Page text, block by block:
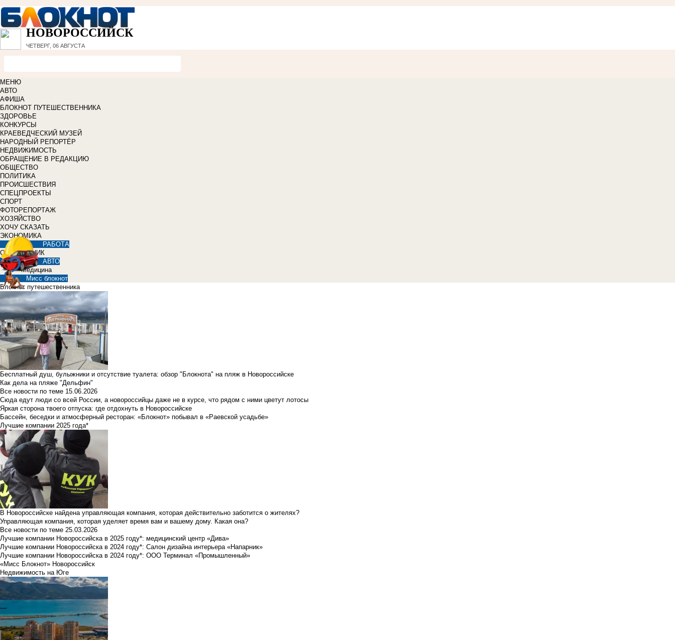
НОВОРОССИЙСК
ЧЕТВЕРГ, 06 АВГУСТА
МЕНЮ
АВТО
АФИША
БЛОКНОТ ПУТЕШЕСТВЕННИКА
ЗДОРОВЬЕ
КОНКУРСЫ
КРАЕВЕДЧЕСКИЙ МУЗЕЙ
НАРОДНЫЙ РЕПОРТЁР
НЕДВИЖИМОСТЬ
ОБРАЩЕНИЕ В РЕДАКЦИЮ
ОБЩЕСТВО
ПОЛИТИКА
ПРОИСШЕСТВИЯ
СПЕЦПРОЕКТЫ
СПОРТ
ФОТОРЕПОРТАЖ
ХОЗЯЙСТВО
ХОЧУ СКАЗАТЬ
ЭКОНОМИКА
РАБОТА
СПРАВОЧНИК
АВТО
Медицина
Мисс блокнот
Блокнот путешественника
Бесплатный душ, булыжники и отсутствие туалета: обзор "Блокнота" на пляж в Новороссийске
Как дела на пляже "Дельфин"
Все новости по теме 15.06.2026
Сюда едут люди со всей России, а новороссийцы даже не в курсе, что рядом с ними цветут лотосы
Яркая сторона твоего отпуска: где отдохнуть в Новороссийске
Бассейн, беседки и атмосферный ресторан: «Блокнот» побывал в «Раевской усадьбе»
Лучшие компании 2025 года*
В Новороссийске найдена управляющая компания, которая действительно заботится о жителях?
Управляющая компания, которая уделяет время вам и вашему дому. Какая она?
Все новости по теме 25.03.2026
Лучшие компании Новороссийска в 2025 году*: медицинский центр «Дива»
Лучшие компании Новороссийска в 2024 году*: Салон дизайна интерьера «Напарник»
Лучшие компании Новороссийска в 2024 году*: ООО Терминал «Промышленный»
«Мисс Блокнот» Новороссийск
Недвижимость на Юге